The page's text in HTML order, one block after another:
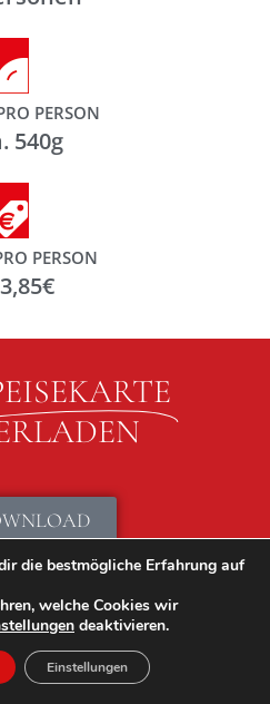
PERSON
540g
PERSON
die bestmögliche Erfahrung auf
welche Cookies wir
deaktivieren.
Einstellungen